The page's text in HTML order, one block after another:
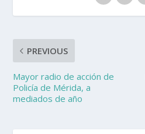
PREVIOUS
Mayor radio de acción de
Policía de Mérida, a
mediados de año